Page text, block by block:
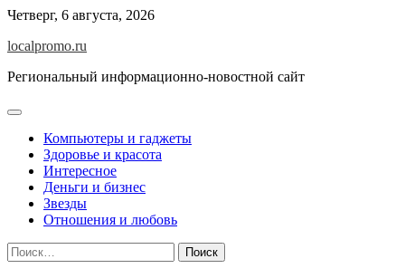
Перейти
содержимому
Четверг, 6 августа, 2026
localpromo.ru
Региональный информационно-новостной сайт
Компьютеры и гаджеты
Здоровье и красота
Интересное
Деньги и бизнес
Звезды
Отношения и любовь
Найти: